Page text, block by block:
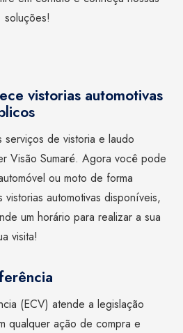
soluções!
vistorias automotivas
de vistoria e laudo
Visão Sumaré. Agora você pode
ou moto de forma
automotivas disponíveis,
um horário para realizar a sua
visita!
(ECV) atende a legislação
qualquer ação de compra e